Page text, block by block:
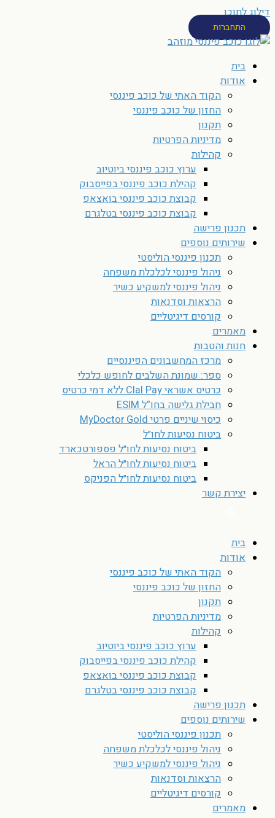
דילוג לתוכן
התחברות
בית
אודות
הקוד האתי של כוכב פיננסי
החזון של כוכב פיננסי
תקנון
מדיניות הפרטיות
קהילות
ערוץ כוכב פיננסי ביוטיוב
קהילת כוכב פיננסי בפייסבוק
קבוצת כוכב פיננסי בואצאפ
קבוצת כוכב פיננסי בטלגרם
תכנון פרישה
שירותים נוספים
תכנון פיננסי הוליסטי
ניהול פיננסי לכלכלת משפחה
ניהול פיננסי למשקיע כשיר
הרצאות וסדנאות
קורסים דיגיטליים
מאמרים
חנות והטבות
מרכז המחשבונים הפיננסיים
ספר: שמונת השלבים לחופש כלכלי
כרטיס אשראי Clal Pay ללא דמי כרטיס
חבילת גלישה בחו”ל ESIM
כיסוי שיניים פרטי MyDoctor Gold
ביטוח נסיעות לחו״ל
ביטוח נסיעות לחו״ל פספורטכארד
ביטוח נסיעות לחו״ל הראל
ביטוח נסיעות לחו״ל הפניקס
יצירת קשר
בית
אודות
הקוד האתי של כוכב פיננסי
החזון של כוכב פיננסי
תקנון
מדיניות הפרטיות
קהילות
ערוץ כוכב פיננסי ביוטיוב
קהילת כוכב פיננסי בפייסבוק
קבוצת כוכב פיננסי בואצאפ
קבוצת כוכב פיננסי בטלגרם
תכנון פרישה
שירותים נוספים
תכנון פיננסי הוליסטי
ניהול פיננסי לכלכלת משפחה
ניהול פיננסי למשקיע כשיר
הרצאות וסדנאות
קורסים דיגיטליים
מאמרים